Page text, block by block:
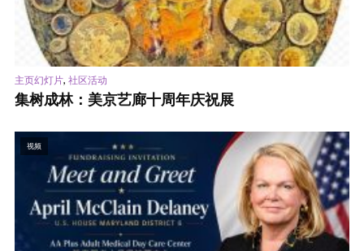
主页幻灯片, 社区活动
集树成林：美京艺廊十周年庆祝展
视频